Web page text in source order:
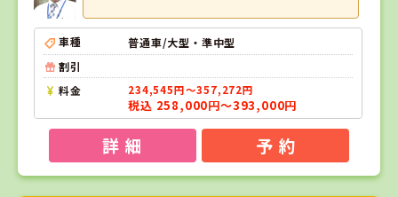
車種
普通車/大型・準中型
割引
料金
234,545円～357,272円
税込 258,000円～393,000円
詳 細 予 約